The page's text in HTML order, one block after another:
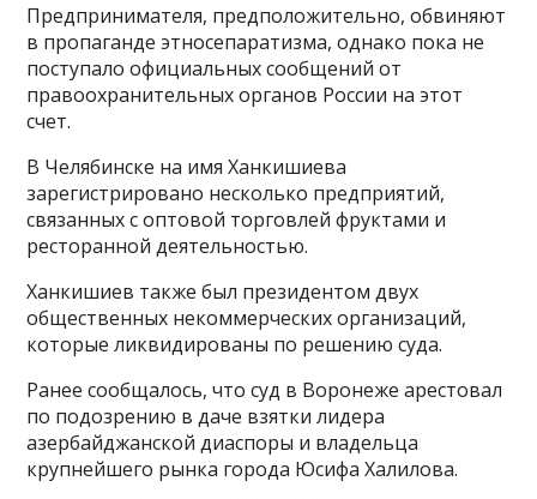
Предпринимателя, предположительно, обвиняют
в пропаганде этносепаратизма, однако пока не
поступало официальных сообщений от
правоохранительных органов России на этот
счет.
В Челябинске на имя Ханкишиева
зарегистрировано несколько предприятий,
связанных с оптовой торговлей фруктами и
ресторанной деятельностью.
Ханкишиев также был президентом двух
общественных некоммерческих организаций,
которые ликвидированы по решению суда.
Ранее сообщалось, что суд в Воронеже арестовал
по подозрению в даче взятки лидера
азербайджанской диаспоры и владельца
крупнейшего рынка города Юсифа Халилова.